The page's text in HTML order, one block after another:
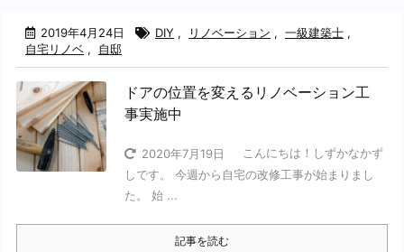
2019年4月24日 DIY , リノベーション , 一級建築士 ,
自宅リノベ , 自邸
ドアの位置を変えるリノベーション工
事実施中
2020年7月19日
こんにちは！しずかなかず
しです。 今週から自宅の改修工事が始まりまし
た。 始 ...
記事を読む